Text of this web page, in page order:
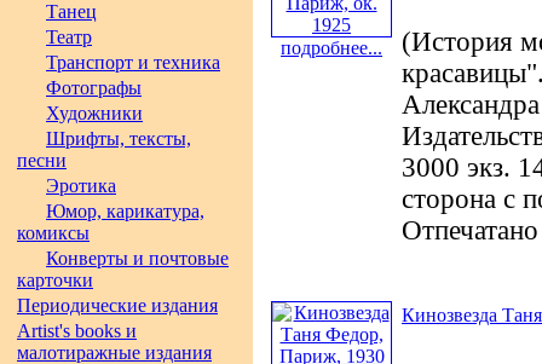
Танец
Театр
Транспорт и техника
Фотографы
Художники
Шрифты, тексты,
песни
Эротика
Юмор, карикатура,
комиксы
Конверты и почтовые
карточки
Периодические издания
Artist's books и
малотиражные издания
подробнее...
(История
3000 экз.
сторона с
Кинозвезда